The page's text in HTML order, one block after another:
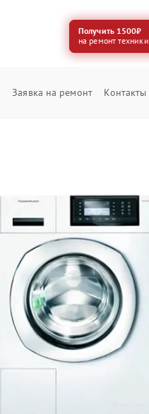
Получить 1500₽
на ремонт техники
Заявка на ремонт Контакты